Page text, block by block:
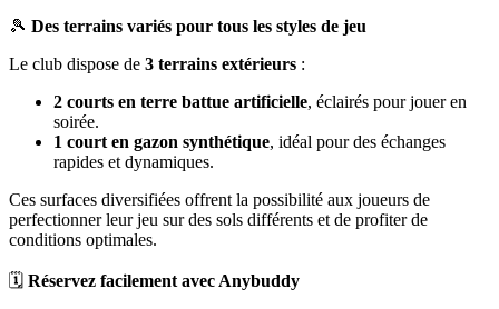
🎾 Des terrains variés pour tous les styles de jeu
Le club dispose de 3 terrains extérieurs :
2 courts en terre battue artificielle, éclairés pour jouer en
soirée.
1 court en gazon synthétique, idéal pour des échanges
rapides et dynamiques.
Ces surfaces diversifiées offrent la possibilité aux joueurs de
perfectionner leur jeu sur des sols différents et de profiter de
conditions optimales.
🗓️ Réservez facilement avec Anybuddy